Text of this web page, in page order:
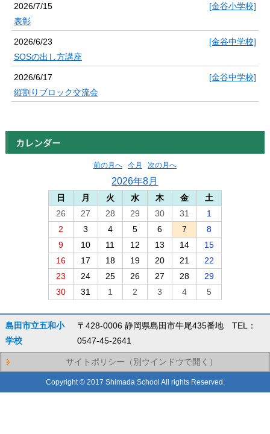
2026/7/15
[金谷小学校]
表彰
2026/6/23
[金谷中学校]
SOSの出し方講座
2026/6/17
[金谷中学校]
縦割りブロック交流会
カレンダー
前の月へ 今月 次の月へ
2026年8月
日 月 火 水 木 金
土
26
27 28 29 30 31
1
2
3 4 5 6 7
8
9
10 11 12 13 14
15
16
17 18 19 20 21
22
23
24 25 26 27 28
29
30
31 1 2 3 4 5
島田市立五和小
学校
〒428-0006 静岡県島田市牛尾435番地 TEL：
0547-45-2641
サイトポリシー（別ウインドウで開く）
Copyright © 2017 Shimada School All rights Reserved.